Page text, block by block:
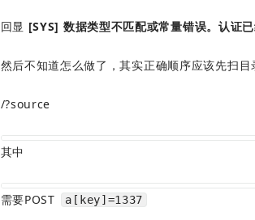
回显 [SYS] 数据类型不匹配或常量错误。认证已
然后不知道怎么做了，其实正确顺序应该先扫目
/?source
其中
需要POST a[key]=1337